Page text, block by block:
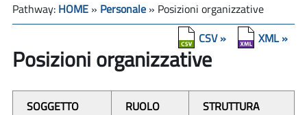
Pathway: HOME » Personale » Posizioni organizzative
XML »
CSV »
Posizioni organizzative
SOGGETTO RUOLO STRUTTURA